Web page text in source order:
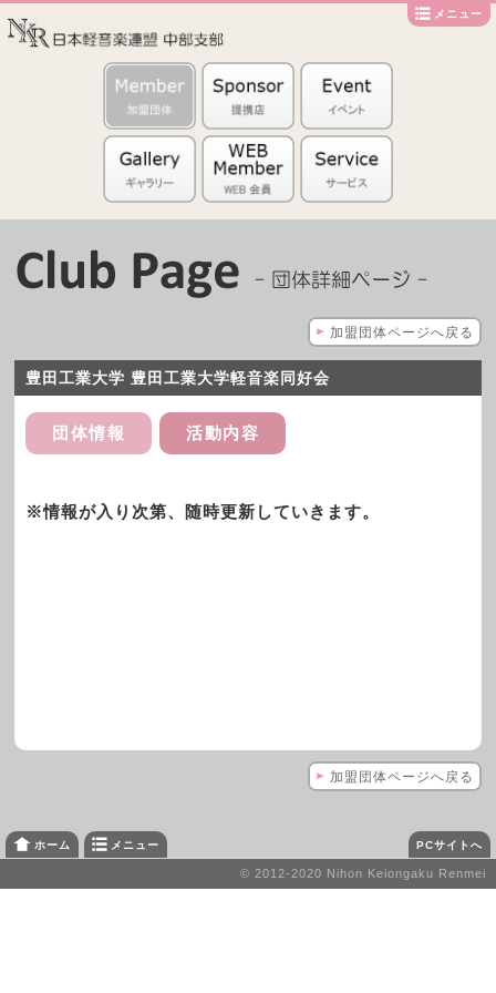
メニュー
加盟団体ページへ戻る
豊田工業大学 豊田工業大学軽音楽同好会
団体情報 活動内容
※情報が入り次第、随時更新していきます。
加盟団体ページへ戻る
ホーム メニュー PCサイトへ
© 2012-2020 Nihon Keiongaku Renmei